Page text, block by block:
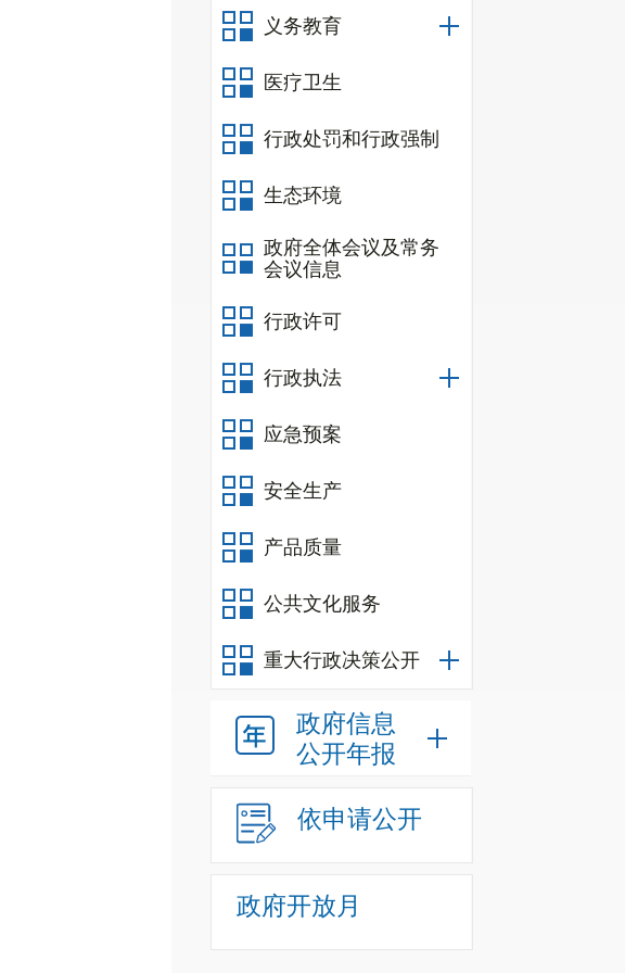
义务教育
医疗卫生
行政处罚和行政强制
生态环境
政府全体会议及常务
会议信息
行政许可
行政执法
应急预案
安全生产
产品质量
公共文化服务
重大行政决策公开
政府信息
公开年报
依申请公开
政府开放月